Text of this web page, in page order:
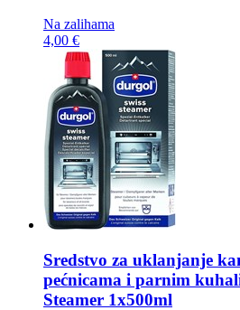
Na zalihama
4,00 €
Sredstvo za uklanjanje
pećnicama i parnim
Steamer 1x500ml